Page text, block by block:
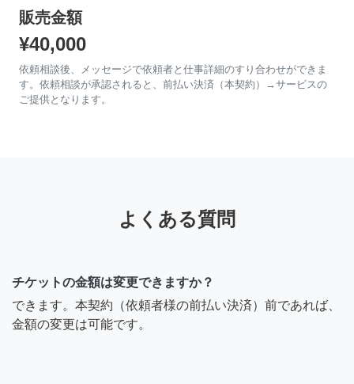
販売金額
¥40,000
依頼相談後、メッセージで依頼者と仕事詳細のすり合わせができま
す。依頼相談が承認されると、前払い決済（本契約）→サービスの
ご提供となります。
よくある質問
チケットの金額は変更できますか？
できます。本契約（依頼者様の前払い決済）前であれば、
金額の変更は可能です。